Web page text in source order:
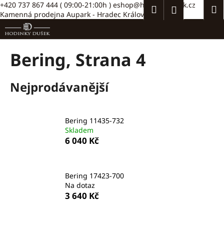
Přejít
na
+420 737 867 444 ( 09:00-21:00h ) eshop@hodinkydusek.cz
Kamenná prodejna Aupark - Hradec Králové >>
HledatPřihlášení
Bering, Strana 4
Nejprodávanější
Bering 11435-732
Skladem
6 040 Kč
Bering 17423-700
Na dotaz
3 640 Kč
K
o
š
í
Zpět
Zpět
C
o
p
o